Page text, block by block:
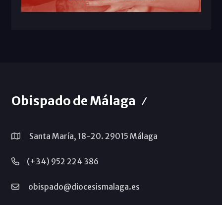
Obispado de Málaga
Santa María, 18-20. 29015 Málaga
(+34) 952 224 386
obispado@diocesismalaga.es